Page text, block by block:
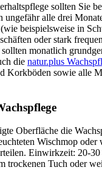
sollten Sie
ungefähr alle drei
beispielsweise in
oder stark
monatlich
die natur.plus
Korkböden sowie alle
Oberfläche die
Wischmop oder
Einwirkzeit: 20-
trockenen Tuch oder